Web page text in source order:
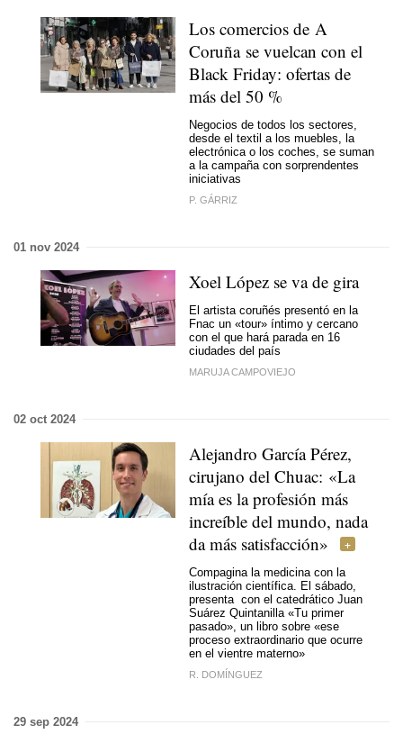
Los comercios de A
Coruña se vuelcan con el
Black Friday: ofertas de
más del 50 %
Negocios de todos los sectores,
desde el textil a los muebles, la
electrónica o los coches, se suman
a la campaña con sorprendentes
iniciativas
P. GÁRRIZ
01 nov 2024
Xoel López se va de gira
El artista coruñés presentó en la
Fnac un «tour» íntimo y cercano
con el que hará parada en 16
ciudades del país
MARUJA CAMPOVIEJO
02 oct 2024
Alejandro García Pérez,
cirujano del Chuac: «La
mía es la profesión más
increíble del mundo, nada
da más satisfacción»
Compagina la medicina con la
ilustración científica. El sábado,
presenta con el catedrático Juan
Suárez Quintanilla «Tu primer
pasado», un libro sobre «ese
proceso extraordinario que ocurre
en el vientre materno»
R. DOMÍNGUEZ
29 sep 2024